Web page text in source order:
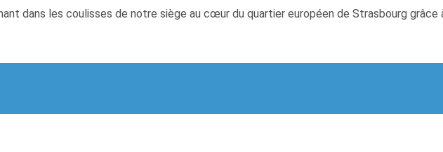
dans les coulisses de notre siège au cœur du quartier européen de Strasbourg